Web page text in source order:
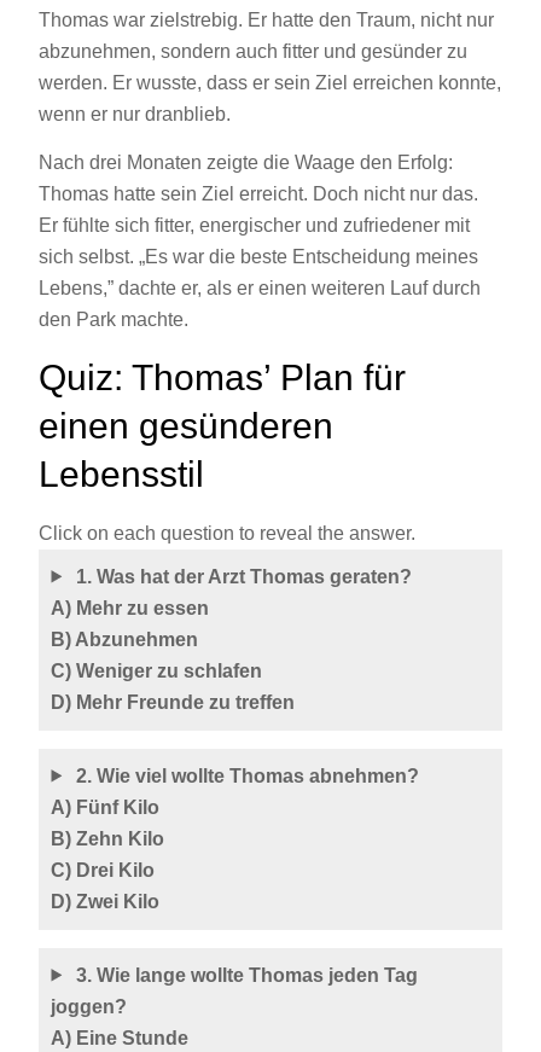
Thomas war zielstrebig. Er hatte den Traum, nicht nur
abzunehmen, sondern auch fitter und gesünder zu
werden. Er wusste, dass er sein Ziel erreichen konnte,
wenn er nur dranblieb.
Nach drei Monaten zeigte die Waage den Erfolg:
Thomas hatte sein Ziel erreicht. Doch nicht nur das.
Er fühlte sich fitter, energischer und zufriedener mit
sich selbst. „Es war die beste Entscheidung meines
Lebens,” dachte er, als er einen weiteren Lauf durch
den Park machte.
Quiz: Thomas’ Plan für
einen gesünderen
Lebensstil
Click on each question to reveal the answer.
1. Was hat der Arzt Thomas geraten?
A) Mehr zu essen
B) Abzunehmen
C) Weniger zu schlafen
D) Mehr Freunde zu treffen
2. Wie viel wollte Thomas abnehmen?
A) Fünf Kilo
B) Zehn Kilo
C) Drei Kilo
D) Zwei Kilo
3. Wie lange wollte Thomas jeden Tag
joggen?
A) Eine Stunde